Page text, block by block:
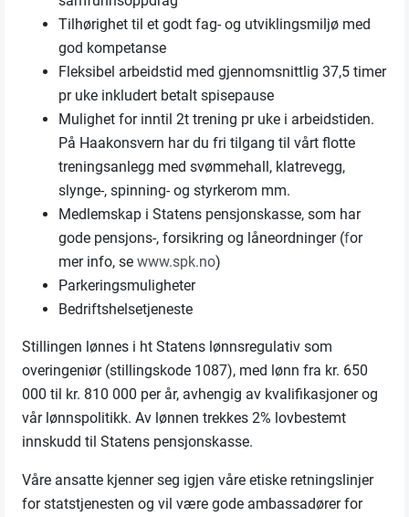
Tilhørighet til et godt fag- og utviklingsmiljø med
god kompetanse
Fleksibel arbeidstid med gjennomsnittlig 37,5 timer
pr uke inkludert betalt spisepause
Mulighet for inntil 2t trening pr uke i arbeidstiden.
På Haakonsvern har du fri tilgang til vårt flotte
treningsanlegg med svømmehall, klatrevegg,
slynge-, spinning- og styrkerom mm.
Medlemskap i Statens pensjonskasse, som har
gode pensjons-, forsikring og låneordninger (for
mer info, sewww.spk.no)
Parkeringsmuligheter
Bedriftshelsetjeneste
Stillingen lønnes i ht Statens lønnsregulativ som
overingeniør (stillingskode 1087), med lønn fra kr. 650
000 til kr. 810 000 per år, avhengig av kvalifikasjoner og
vår lønnspolitikk. Av lønnen trekkes 2% lovbestemt
innskudd til Statens pensjonskasse.
Våre ansatte kjenner seg igjen våre etiske retningslinjer
for statstjenesten og vil være gode ambassadører for